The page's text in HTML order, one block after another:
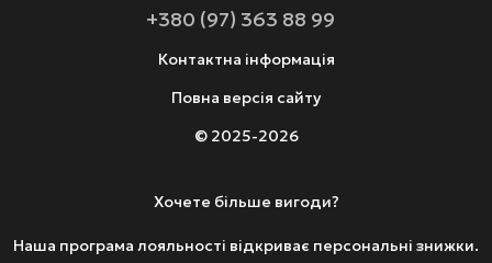
+380 (97) 363 88 99
Контактна інформація
Повна версія сайту
© 2025-2026
Хочете більше вигоди?
Наша програма лояльності відкриває персональні знижки.